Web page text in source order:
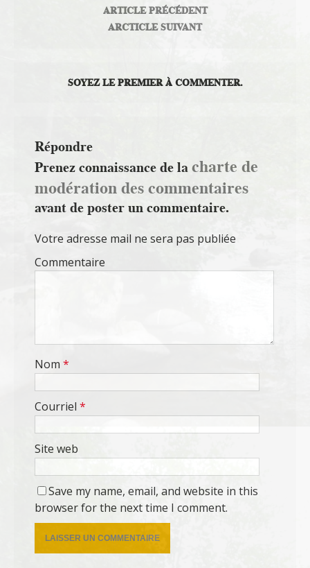
ARTICLE PRÉCÉDENT
ARCTICLE SUIVANT
SOYEZ LE PREMIER À COMMENTER.
Répondre
Prenez connaissance de lacharte de
modération des commentaires
avant de poster un commentaire.
Votre adresse mail ne sera pas publiée
Commentaire
Nom *
Courriel *
Site web
Save my name, email, and website in this
browser for the next time I comment.